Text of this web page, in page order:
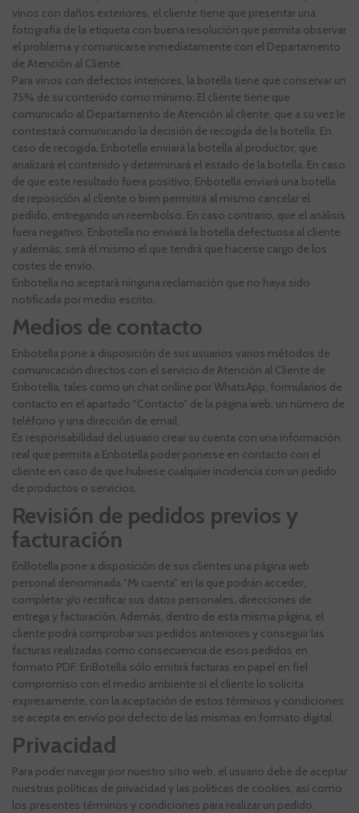
vinos con daños exteriores, el cliente tiene que presentar una
fotografía de la etiqueta con buena resolución que permita observar
el problema y comunicarse inmediatamente con el Departamento
de Atención al Cliente.
Para vinos con defectos interiores, la botella tiene que conservar un
75% de su contenido como mínimo. El cliente tiene que
comunicarlo al Departamento de Atención al cliente, que a su vez le
contestará comunicando la decisión de recogida de la botella. En
caso de recogida, Enbotella enviará la botella al productor, que
analizará el contenido y determinará el estado de la botella. En caso
de que este resultado fuera positivo, Enbotella enviará una botella
de reposición al cliente o bien permitirá al mismo cancelar el
pedido, entregando un reembolso. En caso contrario, que el análisis
fuera negativo, Enbotella no enviará la botella defectuosa al cliente
y además, será él mismo el que tendrá que hacerse cargo de los
costes de envío.
Enbotella no aceptará ninguna reclamación que no haya sido
notificada por medio escrito.
Medios de contacto
Enbotella pone a disposición de sus usuarios varios métodos de
comunicación directos con el servicio de Atención al Cliente de
Enbotella, tales como un chat online por WhatsApp, formularios de
contacto en el apartado “Contacto” de la página web, un número de
teléfono y una dirección de email.
Es responsabilidad del usuario crear su cuenta con una información
real que permita a Enbotella poder ponerse en contacto con el
cliente en caso de que hubiese cualquier incidencia con un pedido
de productos o servicios.
Revisión de pedidos previos y
facturación
EnBotella pone a disposición de sus clientes una página web
personal denominada “Mi cuenta” en la que podrán acceder,
completar y/o rectificar sus datos personales, direcciones de
entrega y facturación. Además, dentro de esta misma página, el
cliente podrá comprobar sus pedidos anteriores y conseguir las
facturas realizadas como consecuencia de esos pedidos en
formato PDF. EnBotella sólo emitirá facturas en papel en fiel
compromiso con el medio ambiente si el cliente lo solicita
expresamente, con la aceptación de estos términos y condiciones
se acepta en envío por defecto de las mismas en formato digital.
Privacidad
Para poder navegar por nuestro sitio web, el usuario debe de aceptar
nuestras políticas de privacidad y las políticas de cookies, así como
los presentes términos y condiciones para realizar un pedido.